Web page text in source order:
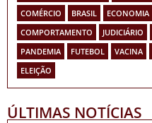
COMÉRCIO
BRASIL ECONOMIA
COMPORTAMENTO
JUDICIÁRIO
PANDEMIA
FUTEBOL VACINA
ELEIÇÃO
ÚLTIMAS NOTÍCIAS